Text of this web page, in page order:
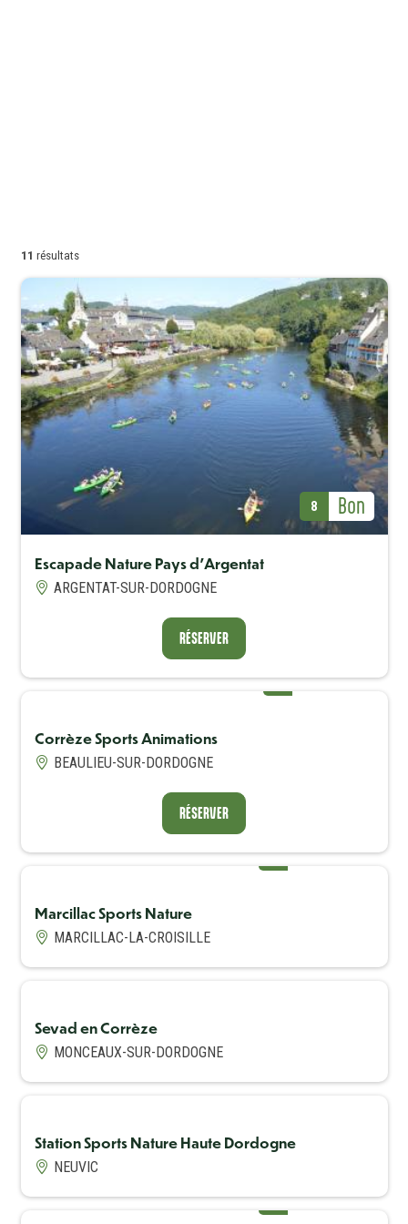
11 résultats
Avis (note)
8 Avis
Bon
Escapade Nature Pays d'Argentat
ARGENTAT-SUR-DORDOGNE
RÉSERVER
Avis Label
Bon
RÉSERVER
Avis (note)
8 Avis Label
Très bon
Corrèze Sports Animations
BEAULIEU-SUR-DORDOGNE
RÉSERVER
Avis (note)
8 Avis Label
Très bon
RÉSERVER Avis (note)
9 Avis Label
Excellent
Marcillac Sports Nature
MARCILLAC-LA-CROISILLEAvis Label
Excellent
Sevad en Corrèze
MONCEAUX-SUR-DORDOGNE
Station Sports Nature Haute Dordogne
NEUVIC
Avis (note)
10 Avis Label
Excellent